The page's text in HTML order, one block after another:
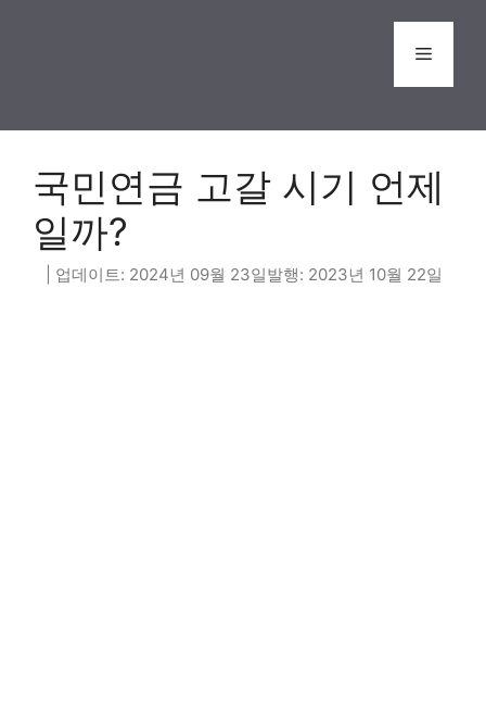
Menu
국민연금 고갈 시기 언제
일까?
2024년 09월 23일 2023년 10월 22일